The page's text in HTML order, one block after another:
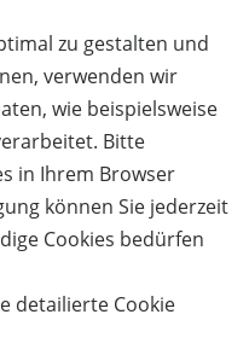
zu gestalten und
verwenden wir
wie beispielsweise
Bitte
in Ihrem Browser
können Sie jederzeit
Cookies bedürfen
detailierte Cookie
große und kleine
2.500 Rutschenmetern
spannend ist, wie
die speziell
sanft wogend über
bis zu der drei
THERME ERDING in
jeder Genießer